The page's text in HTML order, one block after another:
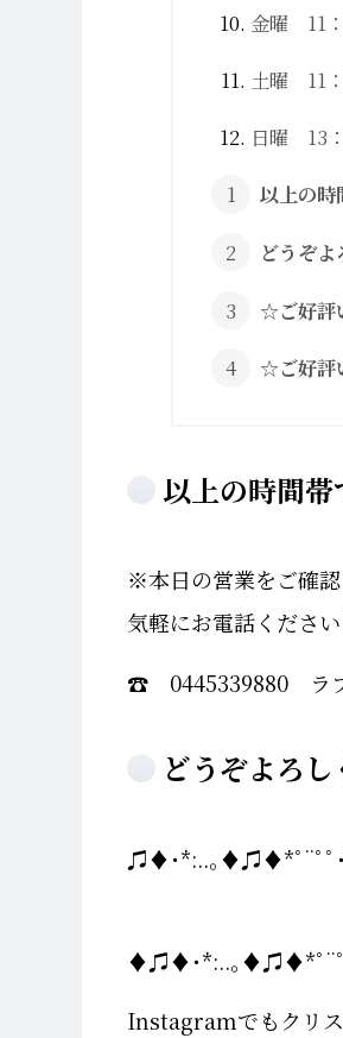
金曜 11
土曜 11
日曜 13
以上の時
どうぞよ
☆ご好評
☆ご好評
以上の時間帯
※本日の営業をご確
気軽にお電話くだ
☎ 0445339880 ラ
どうぞよろし
♫♦･*:..｡♦♫♦*ﾟ¨ﾟﾟ
♦♫♦･*:..｡♦♫♦*ﾟ¨
Instagramでもクリス